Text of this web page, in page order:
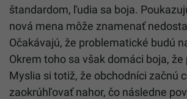
štandardom, ľudia sa boja.
nová mena môže znamenať
Očakávajú, že problematické budú
Okrem toho sa však domáci boja, že
Myslia si totiž, že obchodníci začnú
zaokrúhľovať nahor, čo následne